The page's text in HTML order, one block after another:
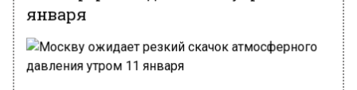
января